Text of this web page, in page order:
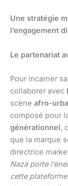
Une stratégie
l’engagement
Le partenariat
Pour incarner
collaborer avec
scène afro-
composé pour
générationnel,
que la marque
directrice
Naza porte
cette